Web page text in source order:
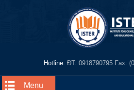
Hotline: ĐT: 0918790795 Fax:
Menu